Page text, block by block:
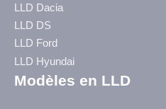
LLD Dacia
LLD DS
LLD Ford
LLD Hyundai
Modèles en LLD